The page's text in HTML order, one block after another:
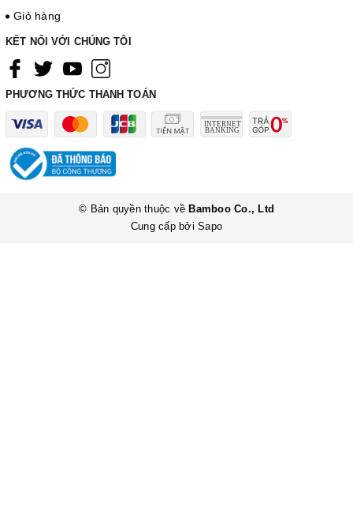
Giỏ hàng
KẾT NỐI VỚI CHÚNG TÔI
PHƯƠNG THỨC THANH TOÁN
© Bản quyền thuộc về Bamboo Co., Ltd
Cung cấp bởiSapo